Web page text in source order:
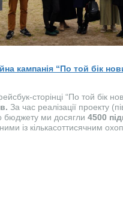
кампанія “По той бік
сторінці “По той бік
За час реалізації проекту
бюджету ми досягли 4500
із кількасоттисячним